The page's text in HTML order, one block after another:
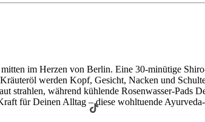
im Herzen von Berlin. Eine 30-minütige
werden Kopf, Gesicht, Nacken und
strahlen, während kühlende Rosenwasser-Pads
für Deinen Alltag – diese wohltuende